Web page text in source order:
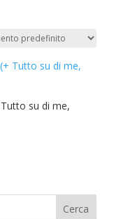
su di me,